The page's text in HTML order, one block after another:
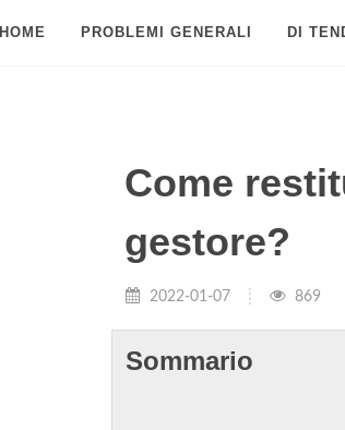
PROBLEMI GENERALI DI
Come
gestore?
2022-01-07 869
Sommario